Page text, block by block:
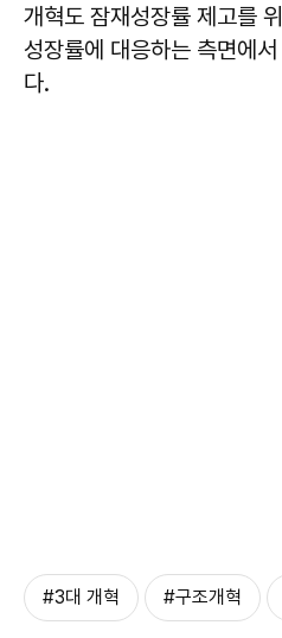
개혁도 잠재성장률 제고를
성장률에 대응하는 측면에
다.
#3대 개혁 #구조개혁